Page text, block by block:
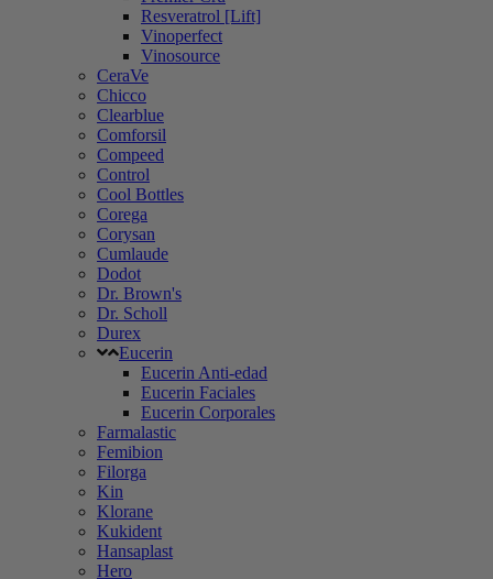
Resveratrol [Lift]
Vinoperfect
Vinosource
CeraVe
Chicco
Clearblue
Comforsil
Compeed
Control
Cool Bottles
Corega
Corysan
Cumlaude
Dodot
Dr. Brown's
Dr. Scholl
Durex
Eucerin
Eucerin Anti-edad
Eucerin Faciales
Eucerin Corporales
Farmalastic
Femibion
Filorga
Kin
Klorane
Kukident
Hansaplast
Hero